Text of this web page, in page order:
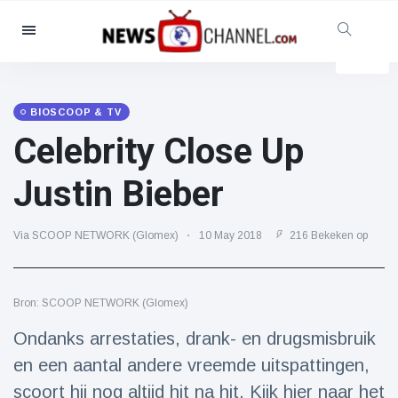
Categorieën
Maatschappelijk & Leuk
Bioscoop & TV
(81)
Beroemdheden
(13938)
Mode & Schoonheid
(122)
Levensstijl
(121)
BIOSCOOP & TV
Celebrity Close Up
Justin Bieber
Via SCOOP NETWORK (Glomex) 10 May 2018 216 Bekeken op
Bron: SCOOP NETWORK (Glomex)
Ondanks arrestaties, drank- en drugsmisbruik
en een aantal andere vreemde uitspattingen,
scoort hij nog altijd hit na hit. Kijk hier naar het